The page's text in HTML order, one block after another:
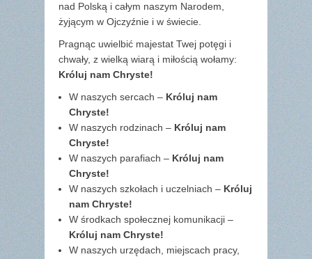
nad Polską i całym naszym Narodem,
żyjącym w Ojczyźnie i w świecie.
Pragnąc uwielbić majestat Twej potęgi i
chwały, z wielką wiarą i miłością wołamy:
Króluj nam Chryste!
W naszych sercach – Króluj nam
Chryste!
W naszych rodzinach – Króluj nam
Chryste!
W naszych parafiach – Króluj nam
Chryste!
W naszych szkołach i uczelniach – Króluj
nam Chryste!
W środkach społecznej komunikacji –
Króluj nam Chryste!
W naszych urzędach, miejscach pracy,